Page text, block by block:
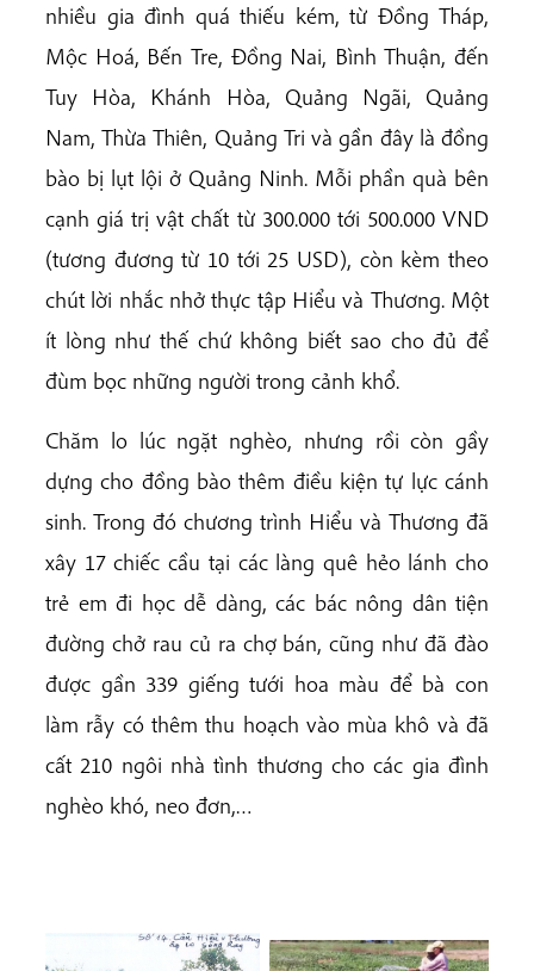
nhiều gia đình quá thiếu kém, từ Đồng Tháp,
Mộc Hoá, Bến Tre, Đồng Nai, Bình Thuận, đến
Tuy Hòa, Khánh Hòa, Quảng Ngãi, Quảng
Nam, Thừa Thiên, Quảng Tri và gần đây là đồng
bào bị lụt lội ở Quảng Ninh. Mỗi phần quà bên
cạnh giá trị vật chất từ 300.000 tới 500.000 VND
(tương đương từ 10 tới 25 USD), còn kèm theo
chút lời nhắc nhở thực tập Hiểu và Thương. Một
ít lòng như thế chứ không biết sao cho đủ để
đùm bọc những người trong cảnh khổ.
Chăm lo lúc ngặt nghèo, nhưng rồi còn gầy
dựng cho đồng bào thêm điều kiện tự lực cánh
sinh. Trong đó chương trình Hiểu và Thương đã
xây 17 chiếc cầu tại các làng quê hẻo lánh cho
trẻ em đi học dễ dàng, các bác nông dân tiện
đường chở rau củ ra chợ bán, cũng như đã đào
được gần 339 giếng tưới hoa màu để bà con
làm rẫy có thêm thu hoạch vào mùa khô và đã
cất 210 ngôi nhà tình thương cho các gia đình
nghèo khó, neo đơn,…